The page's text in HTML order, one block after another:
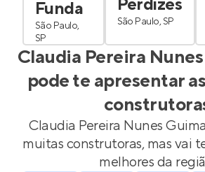
Funda
São Paulo,
SP
São Paulo, SP
Claudia Pereira
pode te apresentar
Claudia Pereira Nunes
muitas construtoras, mas vai
melhores da